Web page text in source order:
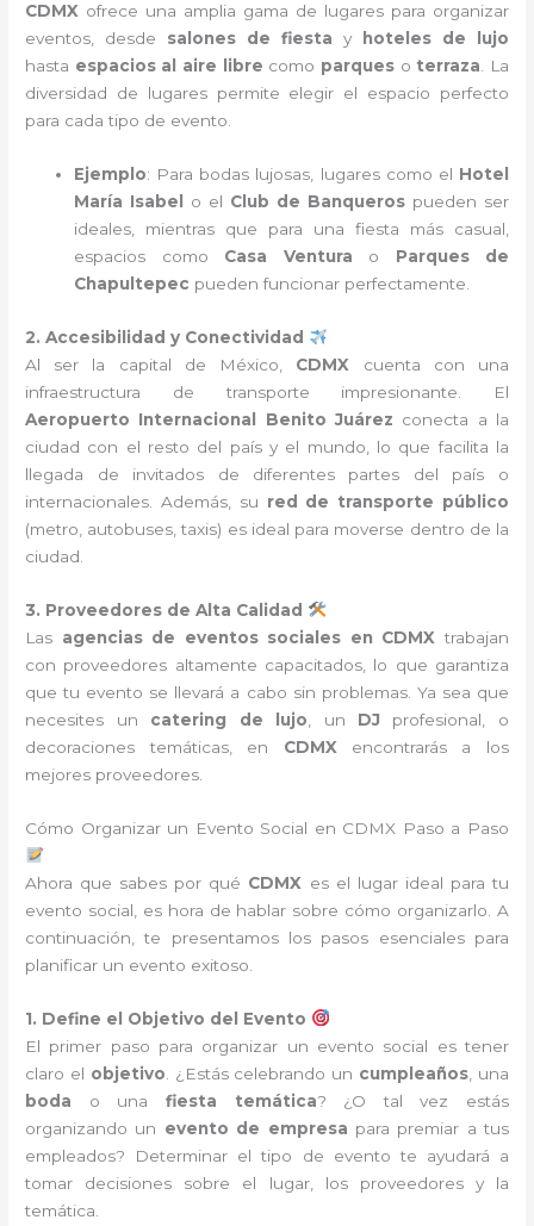
CDMX ofrece una amplia gama de lugares para organizar
eventos, desde salones de fiesta y
hoteles de lujo
hasta espacios al aire libre como parqueso terraza. La
diversidad de lugares permite elegir el espacio perfecto
para cada tipo de evento.
Ejemplo: Para bodas lujosas, lugares como el Hotel
María Isabel
o el Club de Banquerospueden ser
ideales, mientras que para una fiesta más casual,
espacios como Casa Ventura o Parques de
Chapultepec pueden funcionar perfectamente.
2. Accesibilidad y Conectividad
Al ser la capital de México, CDMX cuenta con una
infraestructura de transporte impresionante. El
Aeropuerto Internacional Benito Juárez conecta a la
ciudad con el resto del país y el mundo, lo que facilita la
llegada de invitados de diferentes partes del país o
internacionales. Además, su red de transporte público
(metro, autobuses, taxis) es ideal para moverse dentro de la
ciudad.
3. Proveedores de Alta Calidad
Las agencias de eventos sociales en CDMX trabajan
con proveedores altamente capacitados, lo que garantiza
que tu evento se llevará a cabo sin problemas. Ya sea que
necesites un catering de lujo , un DJ profesional, o
decoraciones temáticas, en CDMX encontrarás a los
mejores proveedores.
Cómo Organizar un Evento Social en CDMX Paso a Paso
Ahora que sabes por qué CDMX es el lugar ideal para tu
evento social, es hora de hablar sobre cómo organizarlo. A
continuación, te presentamos los pasos esenciales para
planificar un evento exitoso.
1. Define el Objetivo del Evento
El primer paso para organizar un evento social es tener
claro el objetivo . ¿Estás celebrando un cumpleaños , una
boda o una fiesta temática? ¿O tal vez estás
organizando un evento de empresa para premiar a tus
empleados? Determinar el tipo de evento te ayudará a
tomar decisiones sobre el lugar, los proveedores y la
temática.